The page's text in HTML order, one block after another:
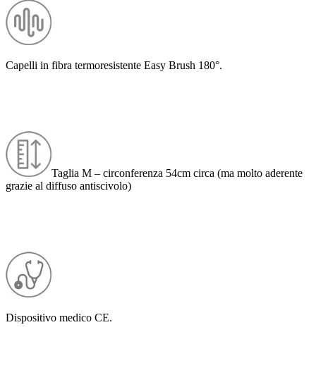
Capelli in fibra termoresistente Easy Brush 180°.
Taglia M – circonferenza 54cm circa (ma molto aderente
grazie al diffuso antiscivolo)
Dispositivo medico CE.